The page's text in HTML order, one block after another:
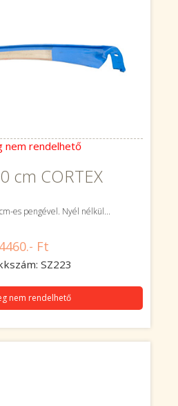
nem rendelhető
cm CORTEX
es pengével. Nyél nélkül...
4460.- Ft
SZ223
nem rendelhető